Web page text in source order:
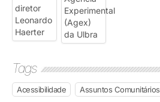
Tags
Acessibilidade Assuntos Comunitários